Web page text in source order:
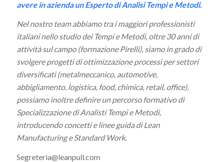
avere in azienda un Esperto di Analisi Tempi e Metodi.
Nel nostro team abbiamo tra i maggiori professionisti
italiani nello studio dei Tempi e Metodi, oltre 30 anni di
attività sul campo (formazione Pirelli), siamo in grado di
svolgere progetti di ottimizzazione processi per settori
diversificati (metalmeccanico, automotive,
abbigliamento, logistica, food, chimica, retail, office),
possiamo inoltre definire un percorso formativo di
Specializzazione di Analisti Tempi e Metodi,
introducendo concetti e linee guida di Lean
Manufacturing e Standard Work.
Segreteria@leanpull.com